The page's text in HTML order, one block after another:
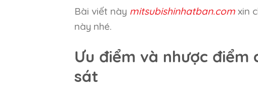
Bài viết này mitsubishinhatban.com xin
này nhé.
Ưu điểm và nhược
sát